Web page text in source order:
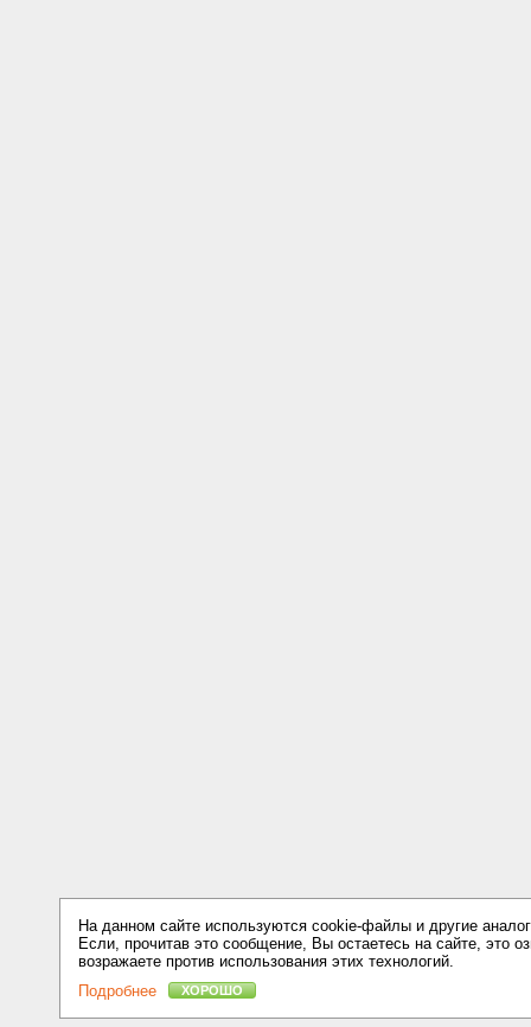
На данном сайте используются cookie-файлы и другие
Если, прочитав это сообщение, Вы остаетесь на сайте, это
возражаете против использования этих технологий.
Подробнее
ХОРОШО